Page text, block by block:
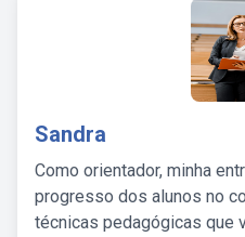
Sandra
Como orientador, minha
progresso dos alunos no
técnicas pedagógicas que